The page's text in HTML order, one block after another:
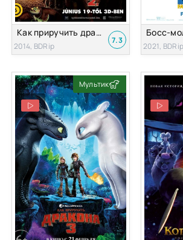
Как приручить дракона 2
2014, BDRip
7.3
Босс-
2021, BDRip
Мультик